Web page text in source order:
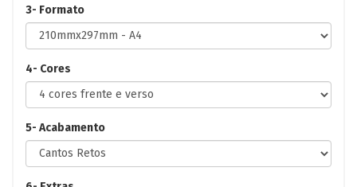
3- Formato
4- Cores
5- Acabamento